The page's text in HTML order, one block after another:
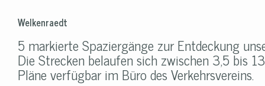
Welkenraedt
5 markierte Spaziergänge zur Entdeckung
Die Strecken belaufen sich zwischen 3,5 bis
Pläne verfügbar im Büro des Verkehrsvereins.